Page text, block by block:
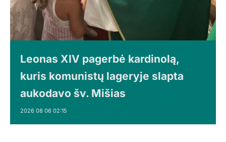
Leonas XIV pagerbė kardinolą,
kuris komunistų lageryje slapta
aukodavo šv. Mišias
2026 08 06 02:15